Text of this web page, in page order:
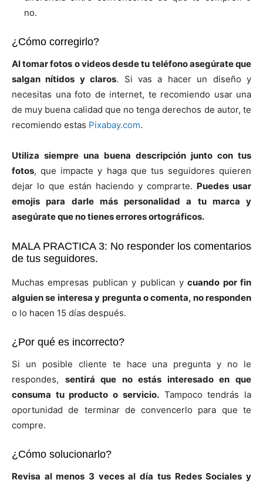
no.
¿Cómo corregirlo?
Al tomar fotos o videos desde tu teléfono asegúrate que
salgan nítidos y claros. Si vas a hacer un diseño y
necesitas una foto de internet, te recomiendo usar una
de muy buena calidad que no tenga derechos de autor, te
recomiendo estas Pixabay.com.
Utiliza siempre una buena descripción junto con tus
fotos, que impacte y haga que tus seguidores quieren
dejar lo que están haciendo y comprarte. Puedes usar
emojis para darle más personalidad a tu marca y
asegúrate que no tienes errores ortográficos.
MALA PRACTICA 3: No responder los comentarios
de tus seguidores.
Muchas empresas publican y publican ycuando por fin
alguien se interesa y pregunta o comenta, no responden
o lo hacen 15 días después.
¿Por qué es incorrecto?
Si un posible cliente te hace una pregunta y no le
respondes, sentirá que no estás interesado en que
consuma tu producto o servicio.Tampoco tendrás la
oportunidad de terminar de convencerlo para que te
compre.
¿Cómo solucionarlo?
Revisa al menos 3 veces al día tus Redes Sociales y